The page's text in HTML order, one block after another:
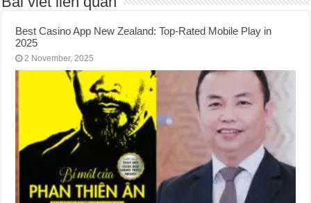
Best Casino App New Zealand: Top-Rated Mobile Play in
2025
2 November, 2025